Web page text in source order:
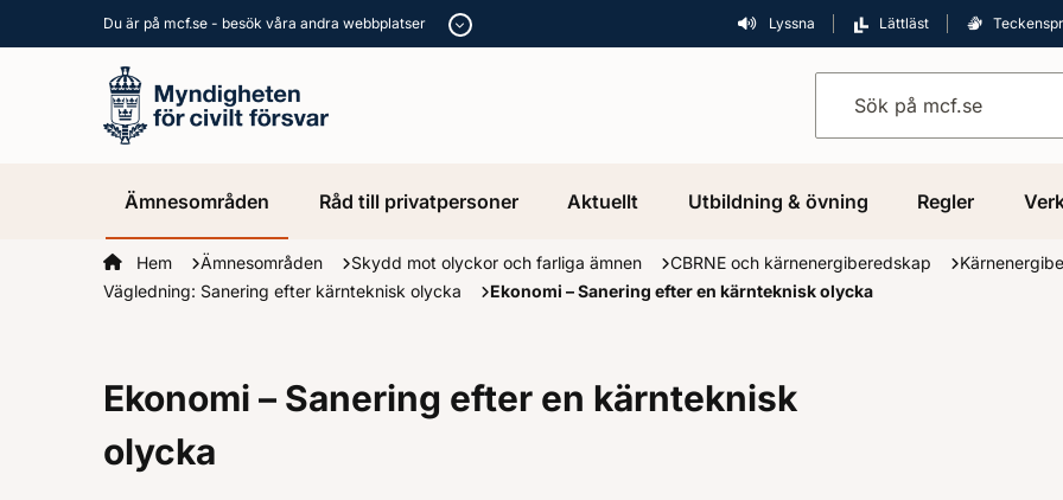
Du är på mcf.se - besök våra andra webbplatser Lyssna Lättläst
Ämnesområden Råd till privatpersoner Aktuellt Utbildning & övning Regler
Startsidan
Hem Ämnesområden Skydd mot olyckor och farliga ämnen CBRNE och kärnenergiberedskap
Vägledning: Sanering efter kärnteknisk olycka
Ekonomi – Sanering efter en kärnteknisk olycka
Ekonomi – Sanering efter en kärnteknisk
olycka